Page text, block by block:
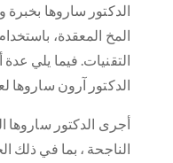
الدكتور ساروها
المخ المعقدة،
التقنيات. فيما يلي
الدكتور آرون ساروها
أجرى الدكتور ساروها
الناجحة ، بما في ذلك